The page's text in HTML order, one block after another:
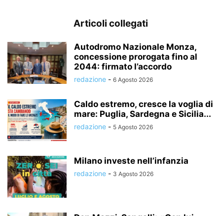
Articoli collegati
Autodromo Nazionale Monza,
concessione prorogata fino al
2044: firmato l’accordo
redazione - 6 Agosto 2026
Caldo estremo, cresce la voglia di
mare: Puglia, Sardegna e Sicilia...
redazione - 5 Agosto 2026
Milano investe nell’infanzia
redazione - 3 Agosto 2026